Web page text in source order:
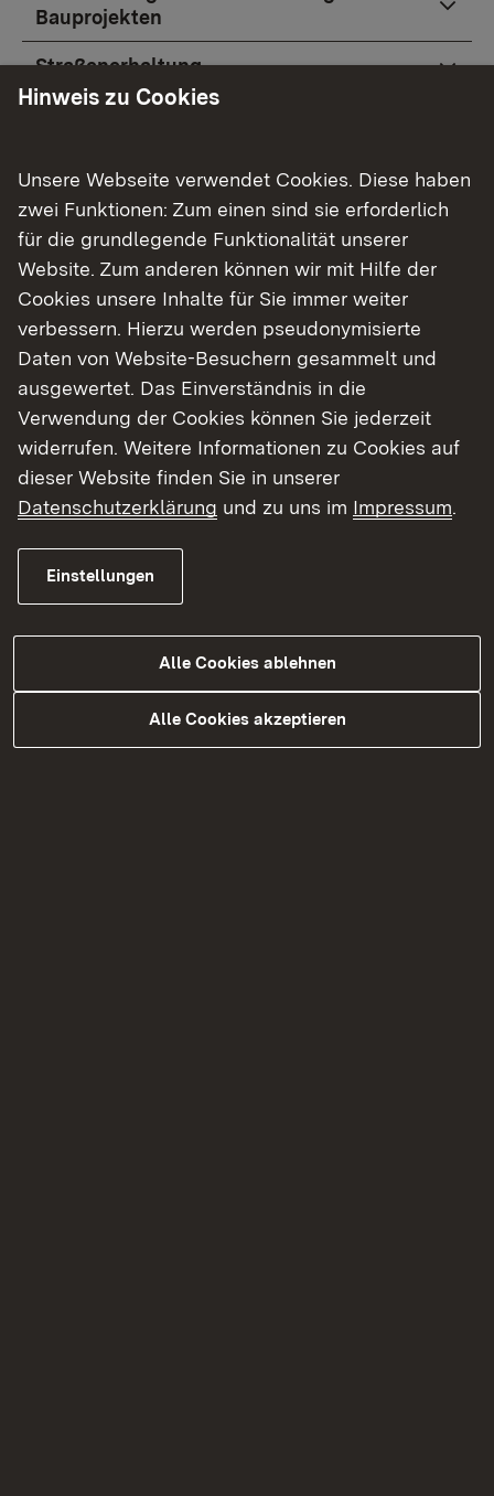
Bauprojekten
Straßenerhaltung
B 35, FDE Bruchsal
Mehr
Hinweis zu Cookies
Unsere Webseite verwendet Cookies. Diese haben
zwei Funktionen: Zum einen sind sie erforderlich
für die grundlegende Funktionalität unserer
Website. Zum anderen können wir mit Hilfe der
Cookies unsere Inhalte für Sie immer weiter
verbessern. Hierzu werden pseudonymisierte
Daten von Website-Besuchern gesammelt und
ausgewertet. Das Einverständnis in die
Verwendung der Cookies können Sie jederzeit
widerrufen. Weitere Informationen zu Cookies auf
dieser Website finden Sie in unserer
Datenschutzerklärung und zu uns im Impressum.
Einstellungen
Alle Cookies ablehnen
Alle Cookies akzeptieren